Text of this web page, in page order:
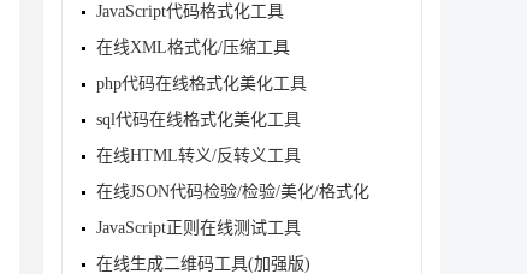
JavaScript代码格式化工具
在线XML格式化/压缩工具
php代码在线格式化美化工具
sql代码在线格式化美化工具
在线HTML转义/反转义工具
在线JSON代码检验/检验/美化/格式化
JavaScript正则在线测试工具
在线生成二维码工具(加强版)